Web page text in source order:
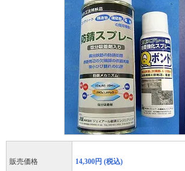
販売価格 14,300円 (税込)